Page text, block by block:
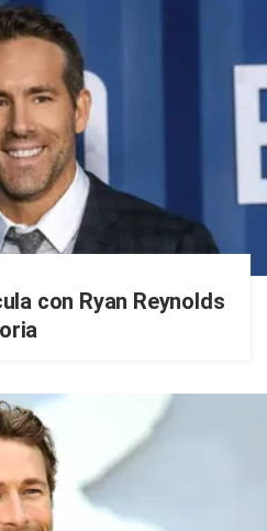
con Ryan Reynolds